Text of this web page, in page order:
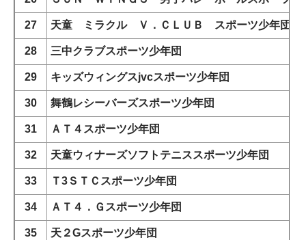
27 天童 ミラクル Ｖ．ＣＬＵＢ スポーツ少年団
28 三中クラブスポーツ少年団
29 キッズウィングスjvcスポーツ少年団
30 舞鶴レシーバーズスポーツ少年団
31 ＡＴ４スポーツ少年団
32 天童ウィナーズソフトテニススポーツ少年団
33 Ｔ3ＳＴＣスポーツ少年団
34 ＡＴ４．Ｇスポーツ少年団
35 天２Gスポーツ少年団